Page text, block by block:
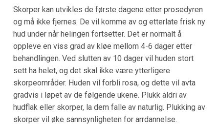
Skorper kan utvikles de første dagene etter prosedyren
og må ikke fjernes. De vil komme av og etterlate frisk ny
hud under når helingen fortsetter. Det er normalt å
oppleve en viss grad av kløe mellom 4-6 dager etter
behandlingen. Ved slutten av 10 dager vil huden stort
sett ha helet, og det skal ikke være ytterligere
skorpeområder. Huden vil forbli rosa, og dette vil avta
gradvis i løpet av de følgende ukene. Plukk aldri av
hudflak eller skorper, la dem falle av naturlig. Plukking av
skorper vil øke sannsynligheten for arrdannelse.